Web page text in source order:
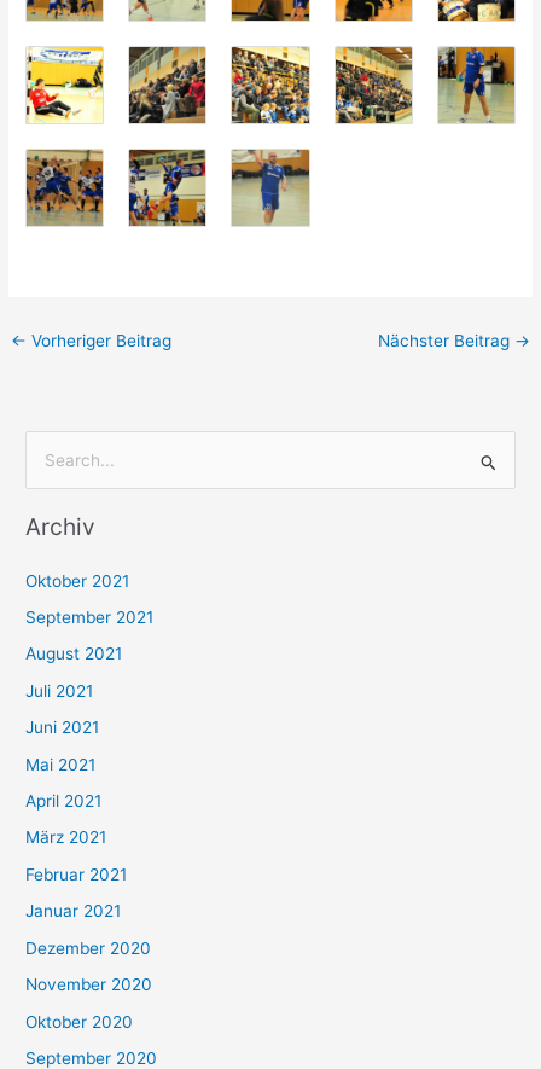
← Vorheriger Beitrag Nächster Beitrag →
c
n
n
a
c
h
:
Archiv
Oktober 2021
September 2021
August 2021
Juli 2021
Juni 2021
Mai 2021
April 2021
März 2021
Februar 2021
Januar 2021
Dezember 2020
November 2020
Oktober 2020
September 2020